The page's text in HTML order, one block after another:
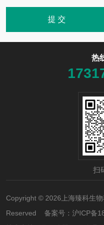
热
扫
Copyright © 2026上海臻科生
Reserved 备案号： 沪ICP备